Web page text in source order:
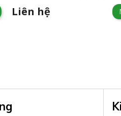
MILDEW SPRAY
Liên hệ